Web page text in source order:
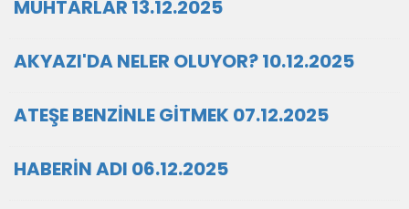
MUHTARLAR 13.12.2025
AKYAZI'DA NELER OLUYOR? 10.12.2025
ATEŞE BENZİNLE GİTMEK 07.12.2025
HABERİN ADI 06.12.2025